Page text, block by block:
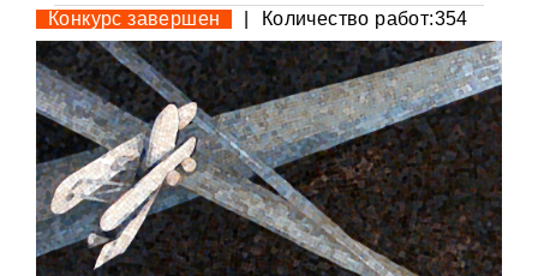
Конкурс завершен Количество работ:354